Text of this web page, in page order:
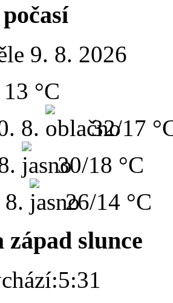
9. 8. 2026
13 °C
8.
32/17
30/18 °C
8. 26/14 °C
západ slunce
5:31